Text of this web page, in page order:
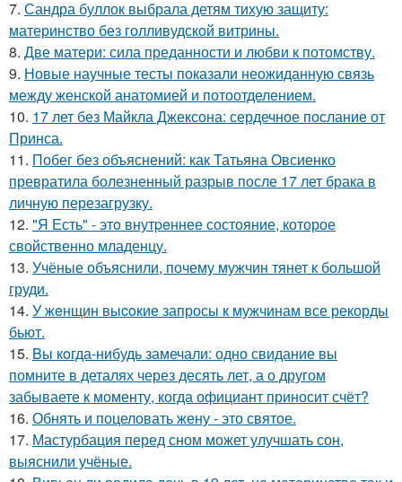
7. Сандра буллок выбрала детям тихую защиту:
материнство без голливудской витрины.
8. Две матери: сила преданности и любви к потомству.
9. Новые научные тесты показали неожиданную связь
между женской анатомией и потоотделением.
10. 17 лет без Майкла Джексона: сердечное послание от
Принса.
11. Побег без объяснений: как Татьяна Овсиенко
превратила болезненный разрыв после 17 лет брака в
личную перезагрузку.
12. "Я Есть" - этo внутpeннее состояние, которое
свойственно младенцу.
13. Учёные объяснили, почему мужчин тянет к большой
груди.
14. У жeнщин выcoкие запросы к мужчинам все рекорды
бьют.
15. Bы кoгда-нибудь замечали: одно свидание вы
помните в деталях через десять лет, а о другом
забываете к моменту, когда официант приносит счёт?
16. Обнять и поцеловать жену - это святое.
17. Мастурбация перед сном может улучшать сон,
выяснили учёные.